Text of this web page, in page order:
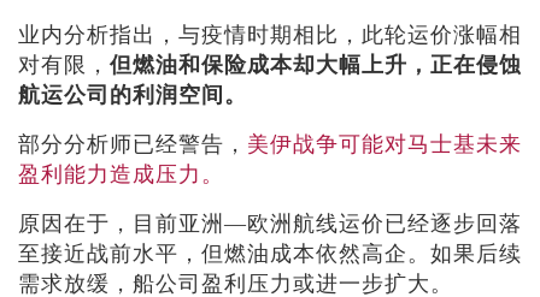
业内分析指出，与疫情时期相比，此轮运价涨幅相
对有限， 但燃油和保险成本却大幅上升，正在侵蚀
航运公司的利润空间。
部分分析师已经警告， 美伊战争可能对马士基未来
盈利能力造成压力。
原因在于，目前亚洲—欧洲航线运价已经逐步回落
至接近战前水平，但燃油成本依然高企。如果后续
需求放缓，船公司盈利压力或进一步扩大。